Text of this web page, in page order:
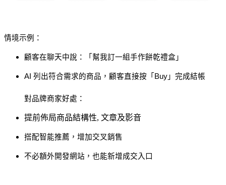
情境示例：
顧客在聊天中說：「幫我訂一組手作餅乾禮盒」
AI 列出符合需求的商品，顧客直接按「Buy」完成結帳
對品牌商家好處：
提前佈局商品結構性, 文章及影音
搭配智能推薦，增加交叉銷售
不必額外開發網站，也能新增成交入口